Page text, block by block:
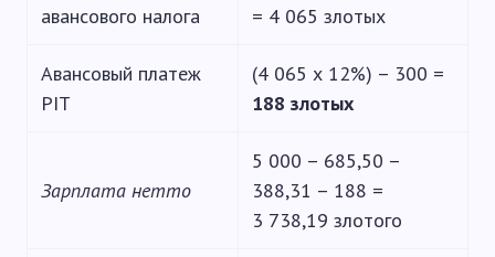
авансового налога
= 4 065 злотых
Авансовый платеж
PIT
(4 065 х 12%) – 300 =
188 злотых
Зарплата нетто
5 000 – 685,50 –
388,31 – 188 =
3 738,19 злотого